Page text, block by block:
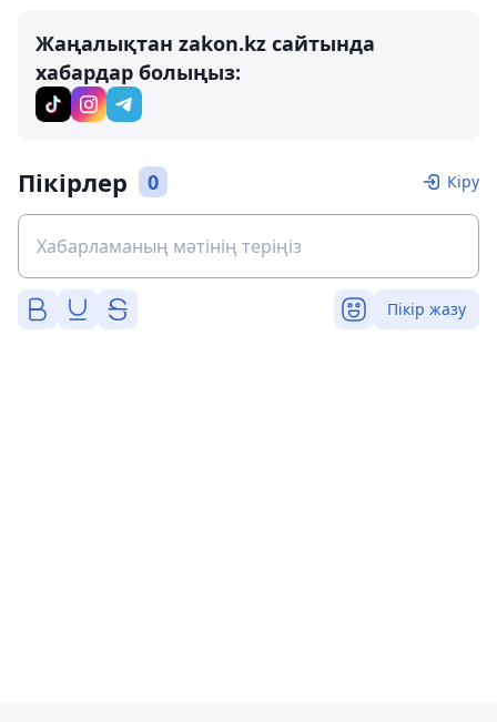
Жаңалықтан zakon.kz сайтында
хабардар болыңыз:
Пікірлер 0 Кіру
Пікір жазу